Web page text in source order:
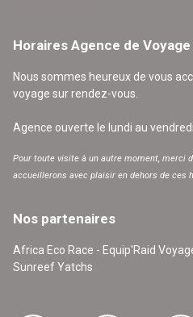
Horaires Agence de Voyage
Nous sommes heureux de vous
voyage sur rendez-vous.
Agence ouverte le lundi au
Pour toute visite à un autre moment, merci
accueillerons avec plaisir en dehors de ces
Nos partenaires
Africa Eco Race - Equip'Raid
Sunreef Yatchs